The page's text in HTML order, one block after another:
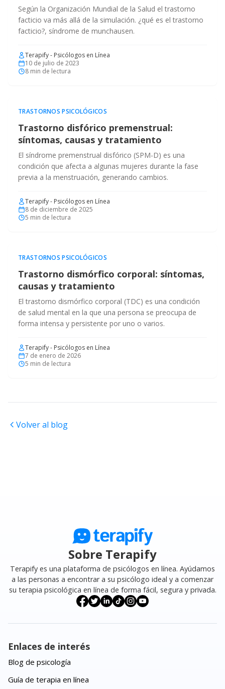
Según la Organización Mundial de la Salud el trastorno
facticio va más allá de la simulación. ¿qué es el trastorno
facticio?, síndrome de munchausen.
Terapify - Psicólogos en Línea
10 de julio de 2023
8 min de lectura
TRASTORNOS PSICOLÓGICOS
Trastorno disfórico premenstrual:
síntomas, causas y tratamiento
El síndrome premenstrual disfórico (SPM-D) es una
condición que afecta a algunas mujeres durante la fase
previa a la menstruación, generando cambios.
Terapify - Psicólogos en Línea
8 de diciembre de 2025
5 min de lectura
TRASTORNOS PSICOLÓGICOS
Trastorno dismórfico corporal: síntomas,
causas y tratamiento
El trastorno dismórfico corporal (TDC) es una condición
de salud mental en la que una persona se preocupa de
forma intensa y persistente por uno o varios.
Terapify - Psicólogos en Línea
7 de enero de 2026
5 min de lectura
Volver al blog
Sobre Terapify
Terapify es una plataforma de psicólogos en línea. Ayúdamos
a las personas a encontrar a su psicólogo ideal y a comenzar
su terapia psicológica en línea de forma fácil, segura y privada.
Enlaces de interés
Blog de psicología
Guía de terapia en línea